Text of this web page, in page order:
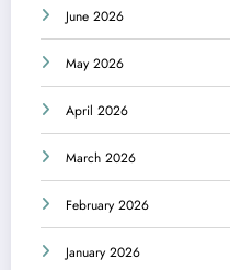
June 2026
May 2026
April 2026
March 2026
February 2026
January 2026